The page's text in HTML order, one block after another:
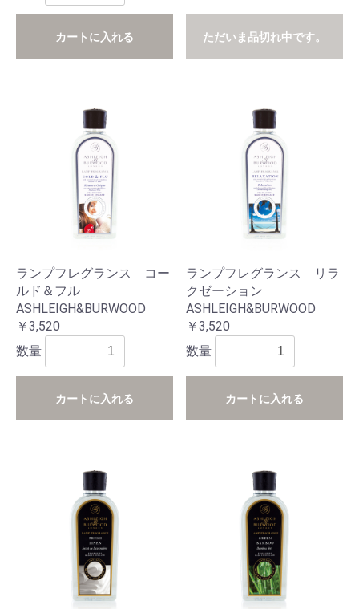
カートに入れる ただいま品切れ中です。
ランプフレグランス コー
ルド＆フル
ASHLEIGH&BURWOOD
￥3,520
数量
カートに入れる
ランプフレグランス リラ
クゼーション
ASHLEIGH&BURWOOD
￥3,520
数量
カートに入れる